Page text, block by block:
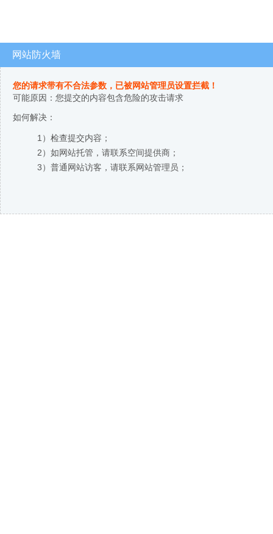
网站防火墙
您的请求带有不合法参数，已被网站管理员设置拦截！
可能原因：您提交的内容包含危险的攻击请求
如何解决：
1）检查提交内容；
2）如网站托管，请联系空间提供商；
3）普通网站访客，请联系网站管理员；